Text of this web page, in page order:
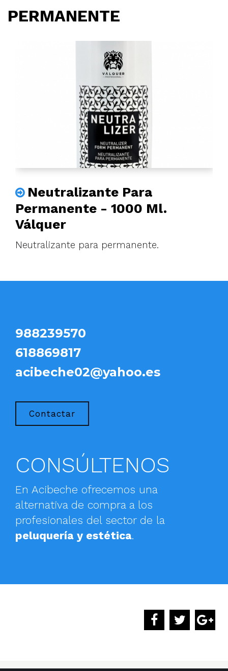
PERMANENTE
Neutralizante Para
Permanente - 1000 Ml.
Válquer
Neutralizante para permanente.
988239570
618869817
acibeche02@yahoo.es
Contactar
CONSÚLTENOS
En Acibeche ofrecemos una
alternativa de compra a los
profesionales del sector de la
peluquería y estética.